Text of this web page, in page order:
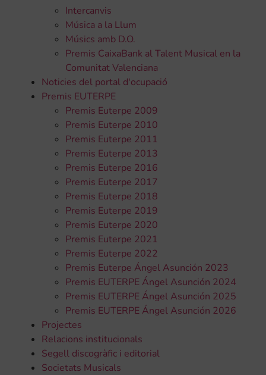
Intercanvis
Música a la Llum
Músics amb D.O.
Premis CaixaBank al Talent Musical en la
Comunitat Valenciana
Noticies del portal d'ocupació
Premis EUTERPE
Premis Euterpe 2009
Premis Euterpe 2010
Premis Euterpe 2011
Premis Euterpe 2013
Premis Euterpe 2016
Premis Euterpe 2017
Premis Euterpe 2018
Premis Euterpe 2019
Premis Euterpe 2020
Premis Euterpe 2021
Premis Euterpe 2022
Premis Euterpe Ángel Asunción 2023
Premis EUTERPE Ángel Asunción 2024
Premis EUTERPE Ángel Asunción 2025
Premis EUTERPE Ángel Asunción 2026
Projectes
Relacions institucionals
Segell discogràfic i editorial
Societats Musicals